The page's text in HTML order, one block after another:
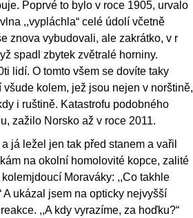
Poprvé to bylo v roce 1905, urvalo
,,vypláchla“ celé údolí včetně
znova vybudovali, ale zakrátko, v r
spadl zbytek zvětralé horniny.
lidí. O tomto všem se dovíte taky
kolem, jež jsou nejen v norštině,
i ruštině. Katastrofu podobného
zažilo Norsko až v roce 2011.
já ležel jen tak před stanem a vařil
na okolní homolovité kopce, zalité
Moraváky: ,,Co takhle
ukázal jsem na opticky nejvyšší
,,A kdy vyrazíme, za hoďku?“